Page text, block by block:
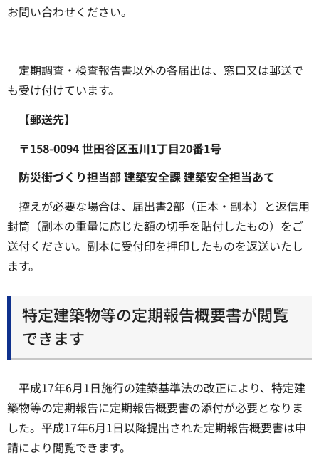
お問い合わせください。
定期調査・検査報告書以外の各届出は、窓口又は郵送で
も受け付けています。
【郵送先】
〒158-0094 世田谷区玉川1丁目20番1号
防災街づくり担当部 建築安全課 建築安全担当あて
控えが必要な場合は、届出書2部（正本・副本）と返信用
封筒（副本の重量に応じた額の切手を貼付したもの）をご
送付ください。副本に受付印を押印したものを返送いたし
ます。
特定建築物等の定期報告概要書が閲覧
できます
平成17年6月1日施行の建築基準法の改正により、特定建
築物等の定期報告に定期報告概要書の添付が必要となりま
した。平成17年6月1日以降提出された定期報告概要書は申
請により閲覧できます。